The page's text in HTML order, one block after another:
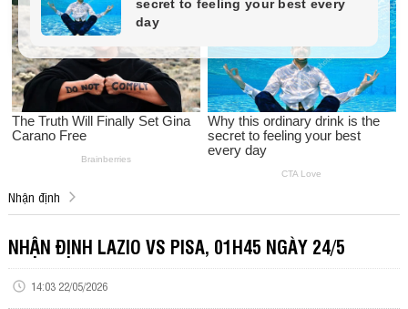
Nhận định
NHẬN ĐỊNH LAZIO VS PISA, 01H45 NGÀY 24/5
14:03 22/05/2026